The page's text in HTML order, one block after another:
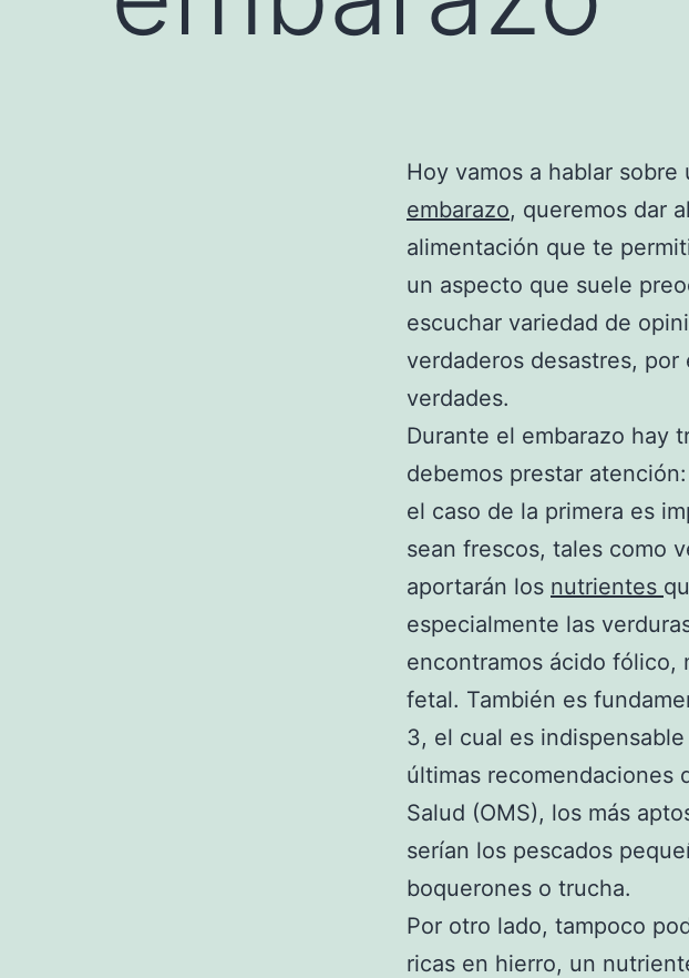
Hoy vamos a hablar
embarazo, queremos dar
alimentación que te
un aspecto que suele
escuchar variedad de
verdaderos desastres, por
verdades.
Durante el embarazo hay
debemos prestar
el caso de la primera es
sean frescos, tales como
aportarán los nutrientes
especialmente las
encontramos ácido fólico,
fetal. También es
3, el cual es
últimas recomendaciones
Salud (OMS), los más
serían los pescados
boquerones o trucha.
Por otro lado, tampoco
ricas en hierro, un